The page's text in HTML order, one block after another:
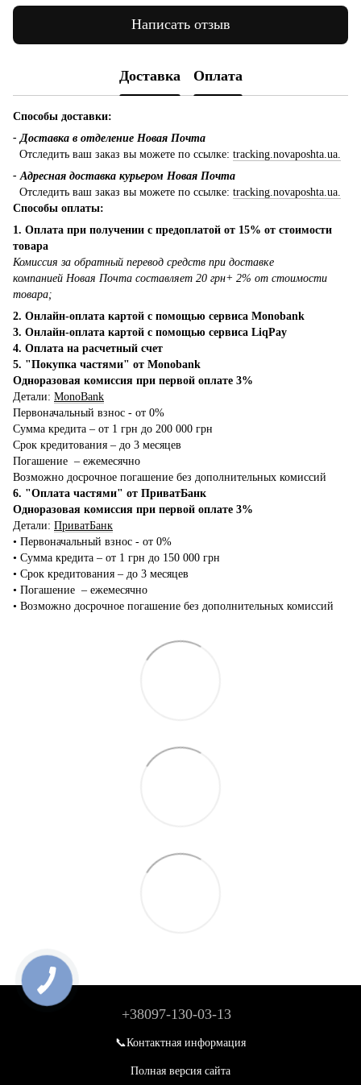
Написать отзыв
Доставка Оплата
Способы доставки:
- Доставка в отделение Новая Почта
Отследить ваш заказ вы можете по ссылке: tracking.novaposhta.ua.
- Адресная доставка курьером Новая Почта
Отследить ваш заказ вы можете по ссылке: tracking.novaposhta.ua.
Способы оплаты:
1. Оплата при получении с предоплатой от 15% от стоимости
товара
Комиссия за обратный перевод средств при доставке
компанией Новая Почта составляет 20 грн+ 2% от стоимости
товара;
2. Онлайн-оплата картой с помощью сервиса Monobank
3. Онлайн-оплата картой с помощью сервиса LiqPay
4. Оплата на расчетный счет
5. "Покупка частями" от Monobank
Одноразовая комиссия при первой оплате 3%
Детали: MonoBank
Первоначальный взнос - от 0%
Сумма кредита – от 1 грн до 200 000 грн
Срок кредитования – до 3 месяцев
Погашение – ежемесячно
Возможно досрочное погашение без дополнительных комиссий
6. "Оплата частями" от ПриватБанк
Одноразовая комиссия при первой оплате 3%
Детали: ПриватБанк
•‎ Первоначальный взнос - от 0%
•‎ Сумма кредита – от 1 грн до 150 000 грн
•‎ Срок кредитования – до 3 месяцев
•‎ Погашение – ежемесячно
•‎ Возможно досрочное погашение без дополнительных комиссий
+38097-130-03-13
📞Контактная информация
Полная версия сайта